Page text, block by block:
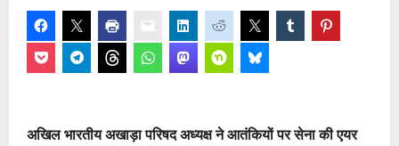
अखिल भारतीय अखाड़ा परिषद अध्यक्ष ने आतंकियों पर सेना की एयर